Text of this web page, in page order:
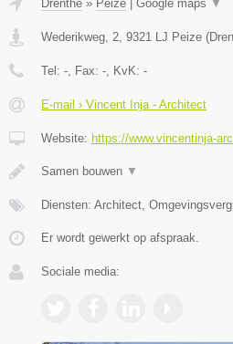
Drenthe » Peize Google maps ▼
Wederikweg, 2 9321 LJ Peize (
Tel: - , Fax: - , KvK: -
E-mail › Vincent Inja - Architect
Website: https://www.vincentinja-
Samen bouwen ▼
Diensten: Architect,
Er wordt gewerkt op afspraak.
Sociale media: